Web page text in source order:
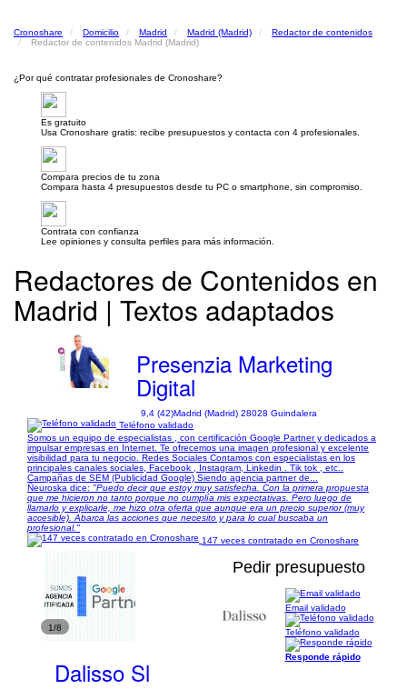
Cronoshare Domicilio Madrid Madrid (Madrid)
Redactor de contenidos
Redactor de contenidos Madrid (Madrid)
¿Por qué contratar profesionales de Cronoshare?
Es gratuito
Usa Cronoshare gratis: recibe presupuestos y contacta con 4 profesionales.
Compara precios de tu zona
Compara hasta 4 presupuestos desde tu PC o smartphone, sin compromiso.
Contrata con confianza
Lee opiniones y consulta perfiles para más información.
Redactores de Contenidos en
Madrid | Textos adaptados
Presenzia Marketing
Digital
9,4 (42)Madrid (Madrid) 28028 Guindalera
Teléfono validado
Somos un equipo de especialistas , con certificación Google Partner y dedicados a
impulsar empresas en Internet. Te ofrecemos una imagen profesional y excelente
visibilidad para tu negocio. Redes Sociales Contamos con especialistas en los
principales canales sociales, Facebook , Instagram, Linkedin . Tik tok , etc..
Campañas de SEM (Publicidad Google) Siendo agencia partner de...
Ñeuroska dice: "Puedo decir que estoy muy satisfecha. Con la primera propuesta
que me hicieron no tanto porque no cumplía mis expectativas. Pero luego de
llamarlo y explicarle, me hizo otra oferta que aunque era un precio superior (muy
accesible). Abarca las acciones que necesito y para lo cual buscaba un
profesional."
147 veces contratado en Cronoshare
1/8
Pedir presupuesto
Dalisso Sl
Email validado
Teléfono validado
Responde rápido